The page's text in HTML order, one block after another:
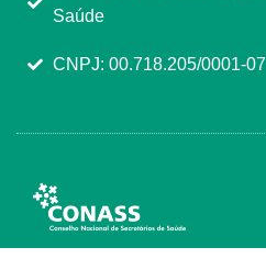
Saúde
CNPJ: 00.718.205/0001-07